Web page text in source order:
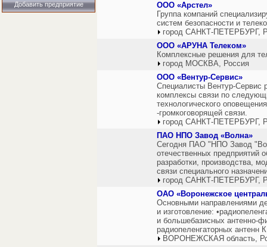
Добавить предприятие
ООО «Арстел»
Группа компаний
систем безопасности и
город САНКТ-ПЕТЕРБУРГ,
ООО «АРУНА Телеком»
Комплексные решения для
город МОСКВА, Россия
ООО «Вентур-Сервис»
Специалисты Вентур-Сервис
комплексы связи по
технологического
-громкоговорящей связи.
город САНКТ-ПЕТЕРБУРГ,
ПАО НПО Завод «Волна»
Сегодня ПАО "НПО Завод
отечественных предприятий
разработки, производства,
связи специального
город САНКТ-ПЕТЕРБУРГ,
ОАО «Воронежское
Основными направлениями
и изготовление:
и большебазисных антенно-
радиопеленгаторных антенн
ВОРОНЕЖСКАЯ область,